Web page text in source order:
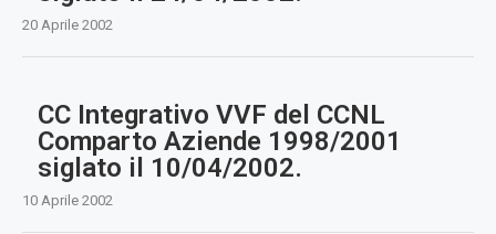
20 Aprile 2002
CC Integrativo VVF del CCNL
Comparto Aziende 1998/2001
siglato il 10/04/2002.
10 Aprile 2002